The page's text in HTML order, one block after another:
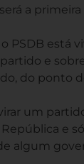
a
PSDB está
e
do ponto
um
e
algum